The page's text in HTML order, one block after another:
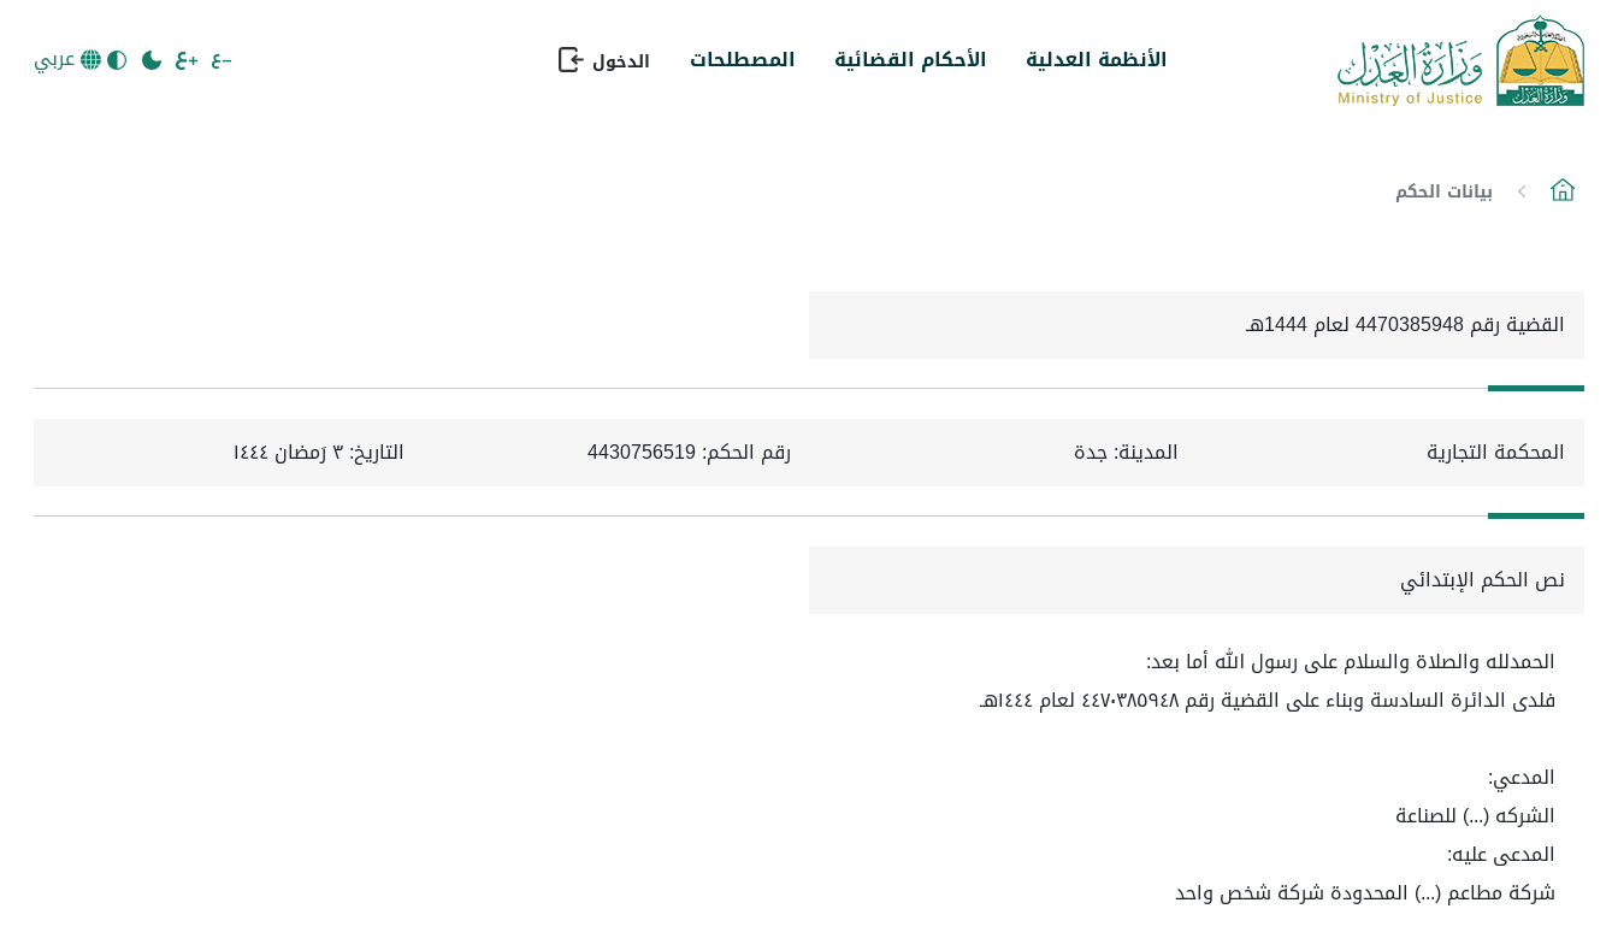
الأنظمة العدلية الأحكام القضائية المصطلحات الدخول عربي
بيانات الحكم
القضية رقم 4470385948 لعام 1444هـ
المحكمة التجارية المدينة: جدة رقم الحكم: 4430756519 التاريخ:٣ رَمضان ١٤٤٤
نص الحكم الإبتدائي
الحمدلله والصلاة والسلام على رسول الله أما بعد:
فلدى الدائرة السادسة وبناء على القضية رقم ٤٤٧٠٣٨٥٩٤٨ لعام ١٤٤٤هـ
المدعي:
الشركه (...) للصناعة
المدعى عليه:
شركة مطاعم (...) المحدودة شركة شخص واحد